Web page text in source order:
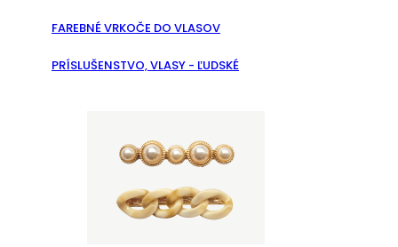
FAREBNÉ VRKOČE DO VLASOV
PRÍSLUŠENSTVO, VLASY - ĽUDSKÉ